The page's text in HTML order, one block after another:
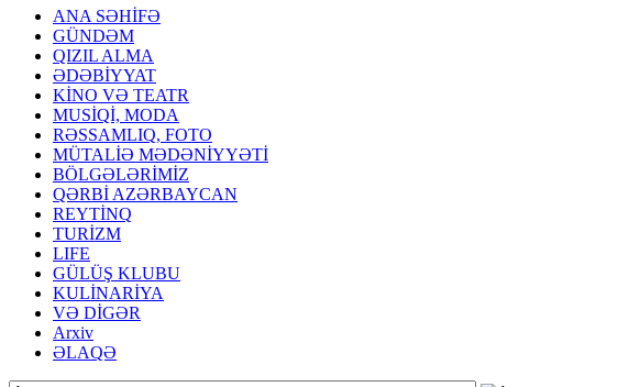
ANA SƏHİFƏ
GÜNDƏM
QIZIL ALMA
ƏDƏBİYYAT
KİNO VƏ TEATR
MUSİQİ, MODA
RƏSSAMLIQ, FOTO
MÜTALİƏ MƏDƏNİYYƏTİ
BÖLGƏLƏRİMİZ
QƏRBİ AZƏRBAYCAN
REYTİNQ
TURİZM
LIFE
GÜLÜŞ KLUBU
KULİNARİYA
VƏ DİGƏR
Arxiv
ƏLAQƏ